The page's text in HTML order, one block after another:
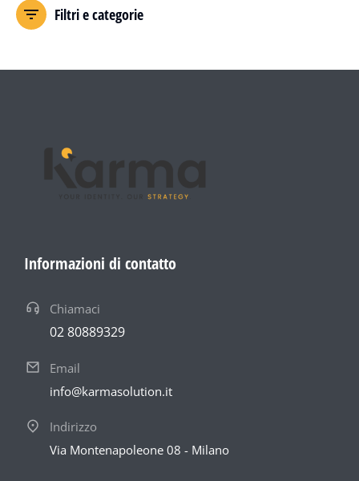
Filtri e categorie
Informazioni di contatto
Chiamaci
02 80889329
Email
info@karmasolution.it
Indirizzo
Via Montenapoleone 08 - Milano